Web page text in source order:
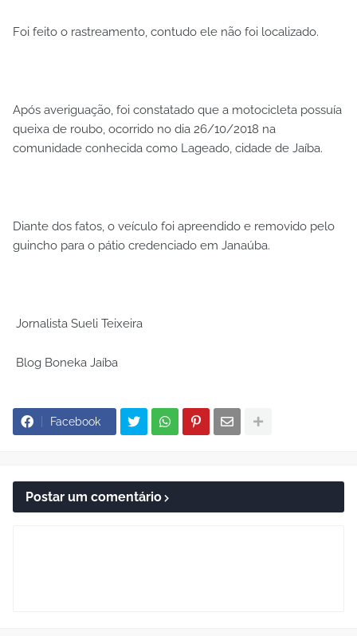
Foi feito o rastreamento, contudo ele não foi localizado.
Após averiguação, foi constatado que a motocicleta possuía
queixa de roubo, ocorrido no dia 26/10/2018 na
comunidade conhecida como Lageado, cidade de Jaíba.
Diante dos fatos, o veículo foi apreendido e removido pelo
guincho para o pátio credenciado em Janaúba.
Jornalista Sueli Teixeira
Blog Boneka Jaíba
Facebook
Postar um comentário